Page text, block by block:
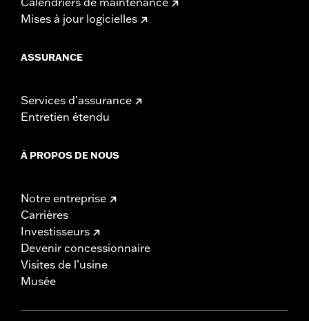
Mises à jour logicielles
ASSURANCE
Services d’assurance
Entretien étendu
À PROPOS DE NOUS
Notre entreprise
Carrières
Investisseurs
Devenir concessionnaire
Visites de l’usine
Musée